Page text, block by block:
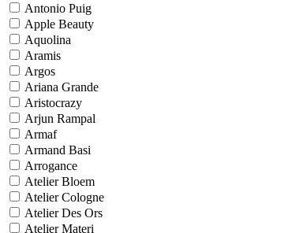
Antonio Puig
Apple Beauty
Aquolina
Aramis
Argos
Ariana Grande
Aristocrazy
Arjun Rampal
Armaf
Armand Basi
Arrogance
Atelier Bloem
Atelier Cologne
Atelier Des Ors
Atelier Materi